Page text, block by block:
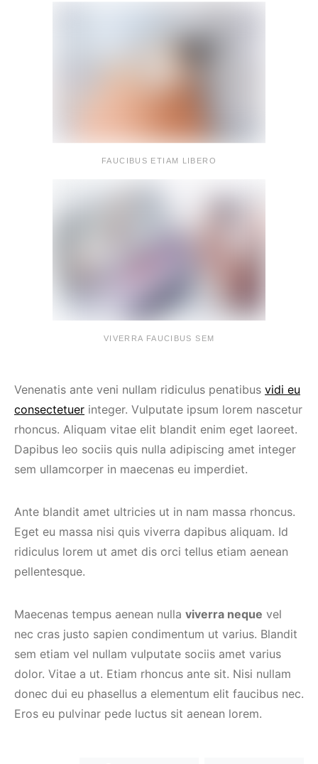
FAUCIBUS ETIAM LIBERO
VIVERRA FAUCIBUS SEM
Venenatis ante veni nullam ridiculus penatibus vidi eu
consectetuer integer. Vulputate ipsum lorem nascetur
rhoncus. Aliquam vitae elit blandit enim eget laoreet.
Dapibus leo sociis quis nulla adipiscing amet integer
sem ullamcorper in maecenas eu imperdiet.
Ante blandit amet ultricies ut in nam massa rhoncus.
Eget eu massa nisi quis viverra dapibus aliquam. Id
ridiculus lorem ut amet dis orci tellus etiam aenean
pellentesque.
Maecenas tempus aenean nulla viverra neque vel
nec cras justo sapien condimentum ut varius. Blandit
sem etiam vel nullam vulputate sociis amet varius
dolor. Vitae a ut. Etiam rhoncus ante sit. Nisi nullam
donec dui eu phasellus a elementum elit faucibus nec.
Eros eu pulvinar pede luctus sit aenean lorem.